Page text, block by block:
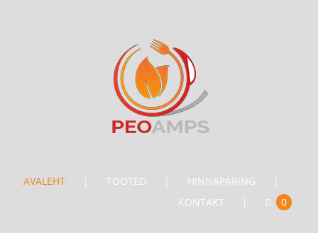
AVALEHT TOOTED
HINNAPÄRING
KONTAKT
0